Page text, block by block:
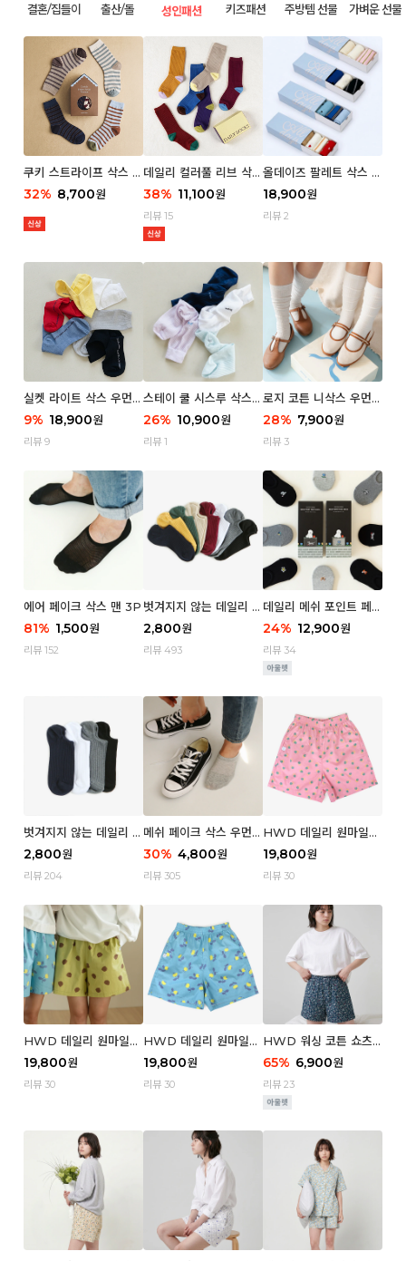
결혼/집들이 출산/돌 성인패션 키즈패션 주방템 선물 가벼운 선물
쿠키 스트라이프 삭스 우
먼 2P
32% 8,700원
데일리 컬러풀 리브 삭스
우먼 3P 세트
38% 11,100원
리뷰 15
올데이즈 팔레트 삭스 우
먼 5P
18,900원
리뷰 2
실켓 라이트 삭스 우먼 3
P
9% 18,900원
리뷰 9
스테이 쿨 시스루 삭스
우먼 2P
26% 10,900원
리뷰 1
로지 코튼 니삭스 우먼 1
P
28% 7,900원
리뷰 3
에어 페이크 삭스 맨 3P
81% 1,500원
리뷰 152
벗겨지지 않는 데일리 페
이크 삭스 (우먼)
2,800원
리뷰 493
데일리 메쉬 포인트 페이
크 삭스 우먼 4P
24% 12,900원
리뷰 34
벗겨지지 않는 데일리 페
이크 삭스 (맨)
2,800원
리뷰 204
메쉬 페이크 삭스 우먼 3
P
30% 4,800원
리뷰 305
HWD 데일리 원마일
쇼츠 - 04 Aroma (우
먼)
19,800원
리뷰 30
HWD 데일리 원마일
쇼츠 - 03 Poodle (우
먼)
19,800원
리뷰 30
HWD 데일리 원마일
쇼츠 - 02 Chouchou
(우먼)
19,800원
리뷰 30
HWD 워싱 코튼 쇼츠
(우먼) - 03 Berry tre
e
65% 6,900원
리뷰 23